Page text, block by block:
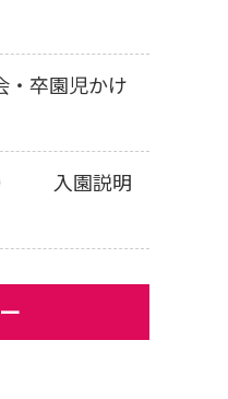
・卒園児かけ
） 入園説明